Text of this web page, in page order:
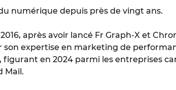
numérique depuis près de vingt ans.
après avoir lancé Fr Graph-X et
expertise en marketing de
en 2024 parmi les entreprises
Mail.